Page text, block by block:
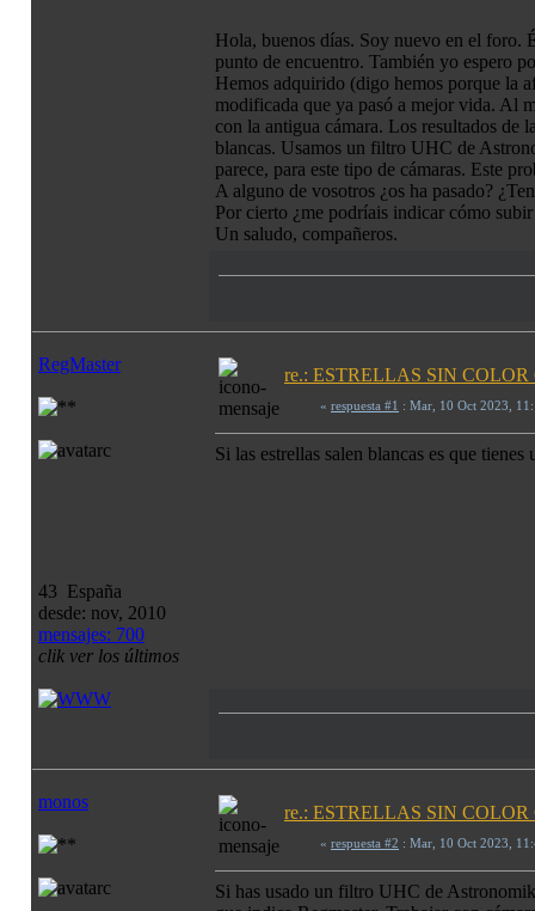
Hola, buenos días. Soy nuevo en el foro.
punto de encuentro. También yo espero
Hemos adquirido (digo hemos porque la
modificada que ya pasó a mejor vida. Al
con la antigua cámara. Los resultados de
blancas. Usamos un filtro UHC de
parece, para este tipo de cámaras. Este
A alguno de vosotros ¿os ha pasado?
Por cierto ¿me podríais indicar cómo
Un saludo, compañeros.
RegMaster
43 España
desde: nov, 2010
mensajes: 700
clik ver los últimos
re.: ESTRELLAS SIN
« respuesta #1 : Mar, 10 Oct 2023,
Si las estrellas salen blancas es que
monos
re.: ESTRELLAS SIN
« respuesta #2 : Mar, 10 Oct 2023,
Si has usado un filtro UHC de